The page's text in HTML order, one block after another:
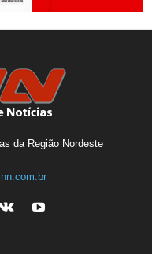
da Região Nordeste